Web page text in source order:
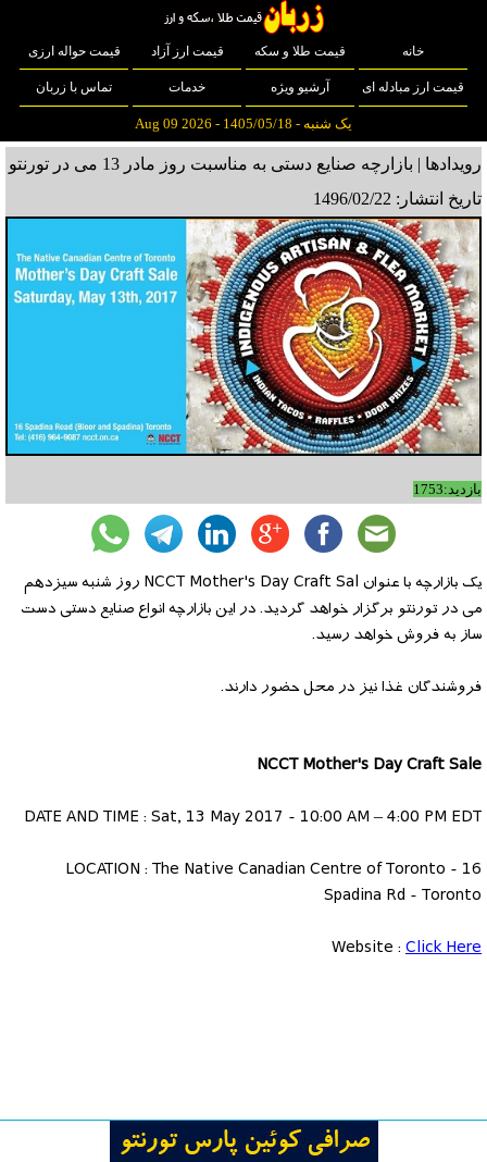
خانه قیمت طلا و سکه قیمت ارز آزاد قیمت حواله ارزی
قیمت ارز مبادله ای آرشیو ویژه خدمات تماس با زربان
یک شنبه - 1405/05/18 - Aug 09 2026
رویدادها | بازارچه صنایع دستی به مناسبت روز مادر 13 می در تورنتو
تاریخ انتشار: 1496/02/22
بازدید:1753
یک بازارچه با عنوان NCCT Mother's Day Craft Sal روز شنبه سیزدهم
می در تورنتو برگزار خواهد گردید. در این بازارچه انواع صنایع دستی دست
ساز به فروش خواهد رسید.
فروشندگان غذا نیز در محل حضور دارند.
NCCT Mother's Day Craft Sale
DATE AND TIME : Sat, 13 May 2017 - 10:00 AM – 4:00 PM EDT
LOCATION : The Native Canadian Centre of Toronto - 16
Spadina Rd - Toronto
Website :Click Here